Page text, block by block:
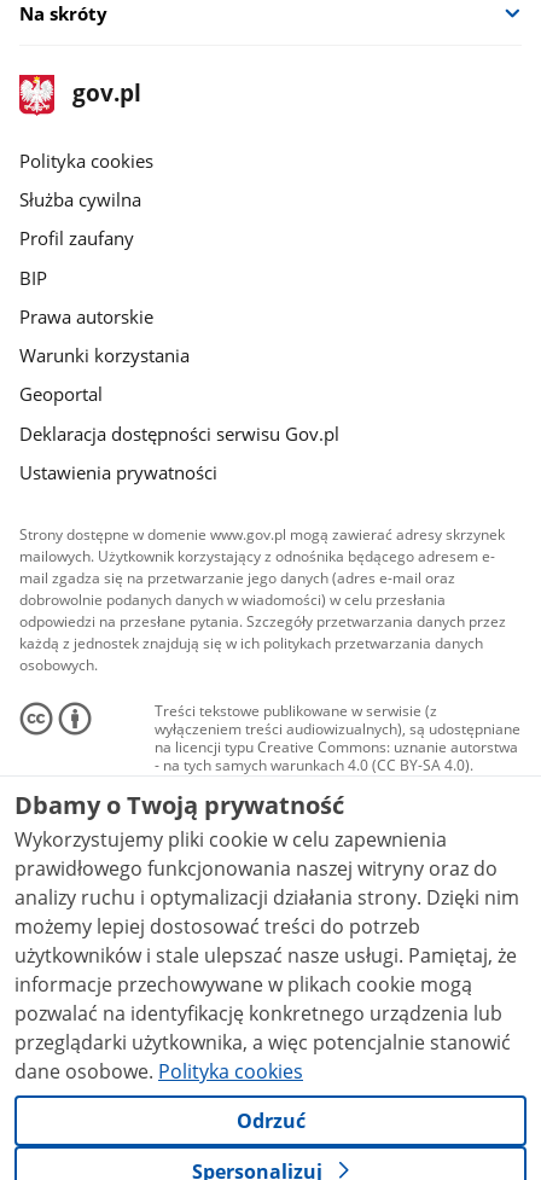
Na skróty
stopka
gov.pl
Strona
gov.pl
gov.pl
Polityka cookies
Służba cywilna
Profil zaufany
BIP
Prawa autorskie
Warunki korzystania
Geoportal
Deklaracja dostępności serwisu Gov.pl
Ustawienia prywatności
Strony dostępne w domenie www.gov.pl mogą zawierać adresy skrzynek
mailowych. Użytkownik korzystający z odnośnika będącego adresem e-
mail zgadza się na przetwarzanie jego danych (adres e-mail oraz
dobrowolnie podanych danych w wiadomości) w celu przesłania
odpowiedzi na przesłane pytania. Szczegóły przetwarzania danych przez
każdą z jednostek znajdują się w ich politykach przetwarzania danych
osobowych.
Treści tekstowe publikowane w serwisie (z
wyłączeniem treści audiowizualnych), są udostępniane
na licencji typu Creative Commons: uznanie autorstwa
- na tych samych warunkach 4.0 (CC BY-SA 4.0).
Materiały audiowizualne, w tym zdjęcia, materiały
audio i wideo, są udostępniane na licencji typu
Creative Commons: uznanie autorstwa użycie
niekomercyjne - bez utworów zależnych 4.0 (CC BY-
NC-ND 4.0), o ile nie jest to stwierdzone inaczej.
Dbamy o Twoją prywatność
Wykorzystujemy pliki cookie w celu zapewnienia
prawidłowego funkcjonowania naszej witryny oraz do
analizy ruchu i optymalizacji działania strony. Dzięki nim
możemy lepiej dostosować treści do potrzeb
użytkowników i stale ulepszać nasze usługi. Pamiętaj, że
informacje przechowywane w plikach cookie mogą
pozwalać na identyfikację konkretnego urządzenia lub
przeglądarki użytkownika, a więc potencjalnie stanowić
dane osobowe. Polityka cookies
Odrzuć
Spersonalizuj